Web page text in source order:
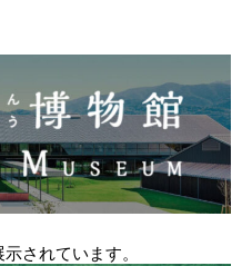
されています。